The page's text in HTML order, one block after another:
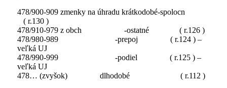
478/900-909 zmenky na úhradu krátkodobé-spolocn
( r.130 )
478/910-979 z obch -ostatné ( r.126 )
478/980-989 -prepoj ( r.124 ) –
veľká UJ
478/990-999 -podiel ( r.125 ) –
veľká UJ
478… (zvyšok) dlhodobé ( r.112 )